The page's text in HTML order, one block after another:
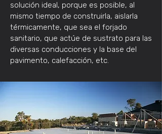
solución ideal, porque es posible, al
mismo tiempo de construirla, aislarla
térmicamente, que sea el forjado
sanitario, que actúe de sustrato para las
diversas conducciones y la base del
pavimento, calefacción, etc.